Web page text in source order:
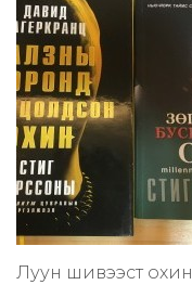
Луун шивээст охин